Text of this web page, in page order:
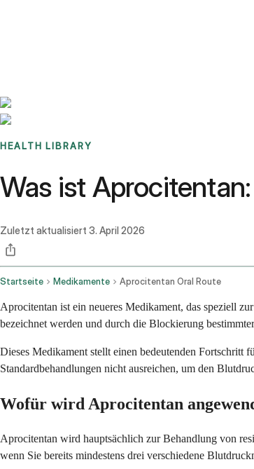
HEALTH LIBRARY
Was ist
Zuletzt aktualisiert 3. April 2026
Startseite Medikamente Aprocitentan Oral Route
Aprocitentan ist ein neueres Medikament, das speziell
bezeichnet werden und durch die Blockierung
Dieses Medikament stellt einen bedeutenden Fortschritt
Standardbehandlungen nicht ausreichen, um den
Wofür wird Aprocitentan
Aprocitentan wird hauptsächlich zur Behandlung von
wenn Sie bereits mindestens drei verschiedene